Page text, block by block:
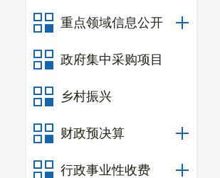
重点领域信息公开
政府集中采购项目
乡村振兴
财政预决算
行政事业性收费